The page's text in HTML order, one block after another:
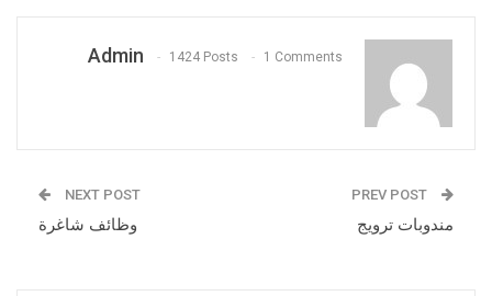
Admin 1424 Posts 1 Comments
مندوبات ترويج
NEXT POST
وظائف شاغرة